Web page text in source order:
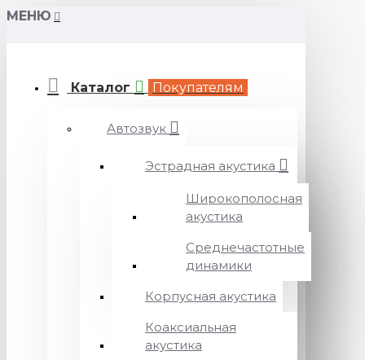
МЕНЮ
Каталог Покупателям
Автозвук
Эстрадная акустика
Широкополосная
акустика
Среднечастотные
динамики
Корпусная акустика
Коаксиальная
акустика